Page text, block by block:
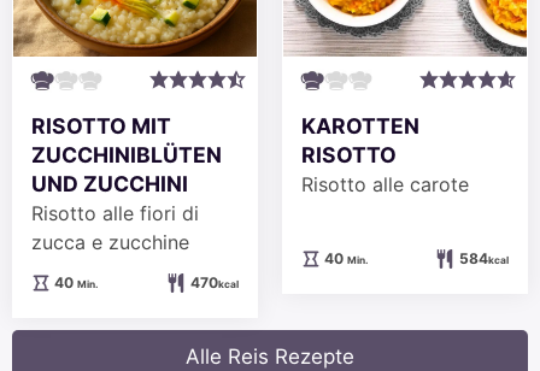
RISOTTO MIT
ZUCCHINIBLÜTEN
UND ZUCCHINI
Risotto alle fiori di
zucca e zucchine
40Minuten
Min. 470kcal
KAROTTEN
RISOTTO
Risotto alle carote
40Minuten
Min. 584kcal
Alle Reis Rezepte